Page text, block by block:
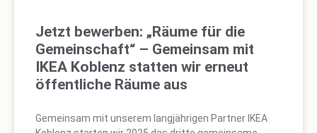
Jetzt bewerben: „Räume für die
Gemeinschaft“ – Gemeinsam mit
IKEA Koblenz statten wir erneut
öffentliche Räume aus
Gemeinsam mit unserem langjährigen Partner IKEA